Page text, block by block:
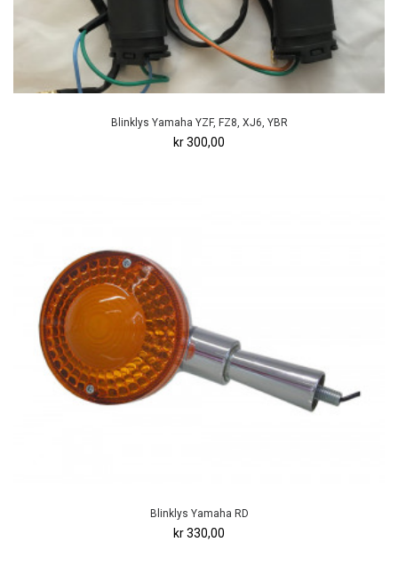
Blinklys Yamaha YZF, FZ8, XJ6, YBR
kr 300,00
Blinklys Yamaha RD
kr 330,00